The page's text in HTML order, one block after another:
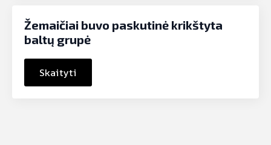
Žemaičiai buvo paskutinė krikštyta
baltų grupė
Skaityti